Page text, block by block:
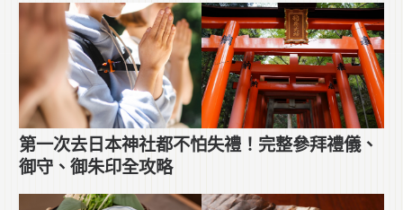
第一次去日本神社都不怕失禮！完整參拜禮儀、
御守、御朱印全攻略